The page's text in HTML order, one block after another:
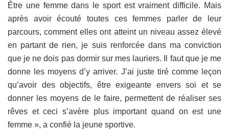
Être une femme dans le sport est vraiment difficile. Mais
après avoir écouté toutes ces femmes parler de leur
parcours, comment elles ont atteint un niveau assez élevé
en partant de rien, je suis renforcée dans ma conviction
que je ne dois pas dormir sur mes lauriers. Il faut que je me
donne les moyens d’y arriver. J’ai juste tiré comme leçon
qu’avoir des objectifs, être exigeante envers soi et se
donner les moyens de le faire, permettent de réaliser ses
rêves et ceci s’avère plus important quand on est une
femme », a confié la jeune sportive.